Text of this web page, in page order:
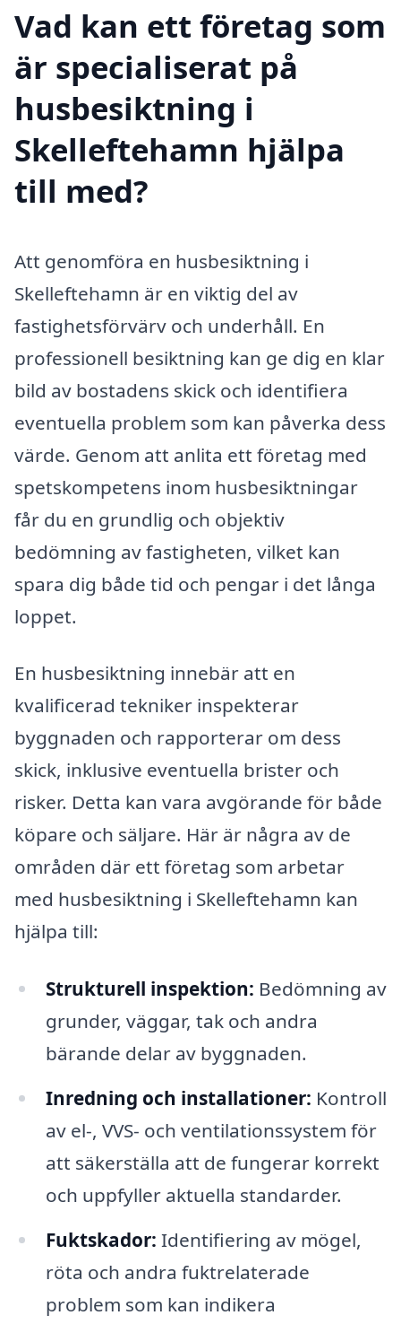
Vad kan ett företag som
är specialiserat på
husbesiktning i
Skelleftehamn hjälpa
till med?
Att genomföra en husbesiktning i
Skelleftehamn är en viktig del av
fastighetsförvärv och underhåll. En
professionell besiktning kan ge dig en klar
bild av bostadens skick och identifiera
eventuella problem som kan påverka dess
värde. Genom att anlita ett företag med
spetskompetens inom husbesiktningar
får du en grundlig och objektiv
bedömning av fastigheten, vilket kan
spara dig både tid och pengar i det långa
loppet.
En husbesiktning innebär att en
kvalificerad tekniker inspekterar
byggnaden och rapporterar om dess
skick, inklusive eventuella brister och
risker. Detta kan vara avgörande för både
köpare och säljare. Här är några av de
områden där ett företag som arbetar
med husbesiktning i Skelleftehamn kan
hjälpa till:
Strukturell inspektion: Bedömning av
grunder, väggar, tak och andra
bärande delar av byggnaden.
Inredning och installationer: Kontroll
av el-, VVS- och ventilationssystem för
att säkerställa att de fungerar korrekt
och uppfyller aktuella standarder.
Fuktskador: Identifiering av mögel,
röta och andra fuktrelaterade
problem som kan indikera